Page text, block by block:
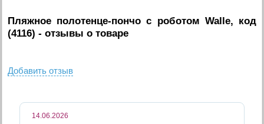
Пляжное полотенце-пончо с роботом Walle, код
(4116) - отзывы о товаре
Добавить отзыв
14.06.2026